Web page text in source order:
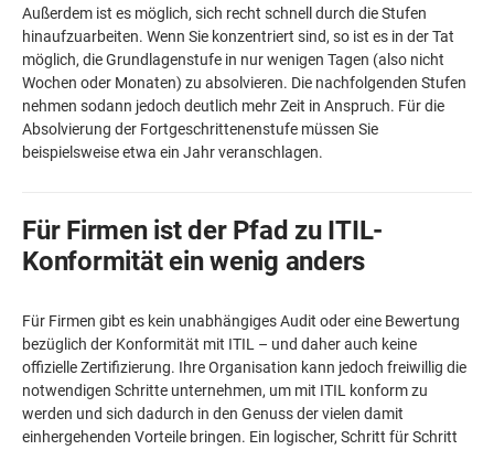
Außerdem ist es möglich, sich recht schnell durch die Stufen
hinaufzuarbeiten. Wenn Sie konzentriert sind, so ist es in der Tat
möglich, die Grundlagenstufe in nur wenigen Tagen (also nicht
Wochen oder Monaten) zu absolvieren. Die nachfolgenden Stufen
nehmen sodann jedoch deutlich mehr Zeit in Anspruch. Für die
Absolvierung der Fortgeschrittenenstufe müssen Sie
beispielsweise etwa ein Jahr veranschlagen.
Für Firmen ist der Pfad zu ITIL-
Konformität ein wenig anders
Für Firmen gibt es kein unabhängiges Audit oder eine Bewertung
bezüglich der Konformität mit ITIL – und daher auch keine
offizielle Zertifizierung. Ihre Organisation kann jedoch freiwillig die
notwendigen Schritte unternehmen, um mit ITIL konform zu
werden und sich dadurch in den Genuss der vielen damit
einhergehenden Vorteile bringen. Ein logischer, Schritt für Schritt